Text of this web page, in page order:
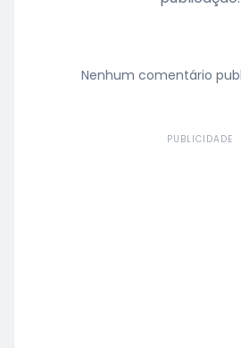
Nenhum comentário
PUBLICIDADE